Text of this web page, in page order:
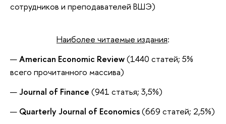
сотрудников и преподавателей ВШЭ)
Наиболее читаемые издания:
American Economic Review(1440 статей; 5%
всего прочитанного массива)
Journal of Finance (941 статья; 3,5%)
Quarterly Journal of Economics(669 статей; 2,5%)